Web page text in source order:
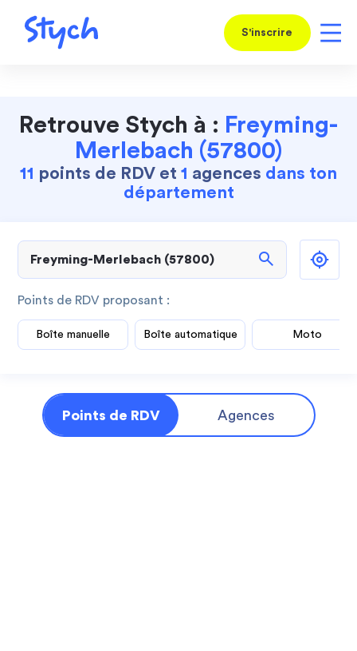
S'inscrire
Retrouve Stych à : Freyming-
Merlebach (57800)
11 points de RDV et 1 agences dans ton
département
search
Points de RDV proposant :
Boîte manuelle Boîte automatique Moto
Points de RDV Agences